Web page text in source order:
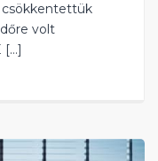
csökkentettük
volt
[…]